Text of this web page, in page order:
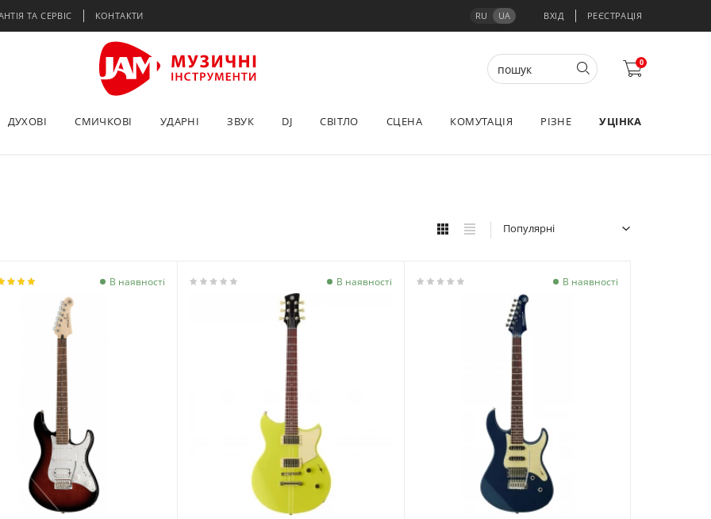
ТА СЕРВІС КОНТАКТИ RU UA ВХІД РЕЄСТРАЦІЯ
0
ДУХОВІ СМИЧКОВІ УДАРНІ ЗВУК DJ СВІТЛО СЦЕНА КОМУТАЦІЯ РІЗНЕ УЦІНКА
Популярні
В наявності В наявності В наявності